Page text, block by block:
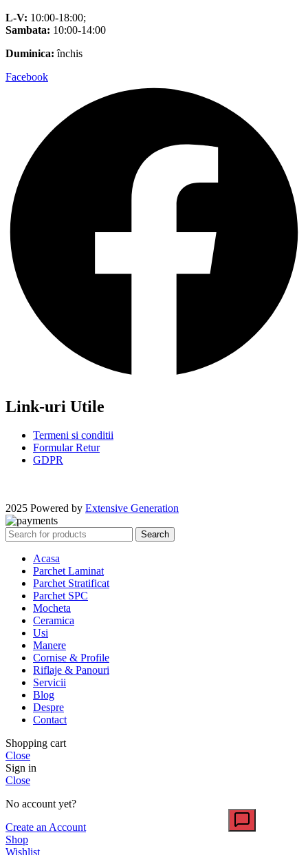
L-V: 10:00-18:00;
Sambata: 10:00-14:00
Duminica: închis
Facebook
Link-uri Utile
Termeni si conditii
Formular Retur
GDPR
2025 Powered by Extensive Generation
Search
Acasa
Parchet Laminat
Parchet Stratificat
Parchet SPC
Mocheta
Ceramica
Usi
Manere
Cornise & Profile
Riflaje & Panouri
Servicii
Blog
Despre
Contact
Shopping cart
Close
Sign in
Close
No account yet?
Create an Account
Shop
Wishlist